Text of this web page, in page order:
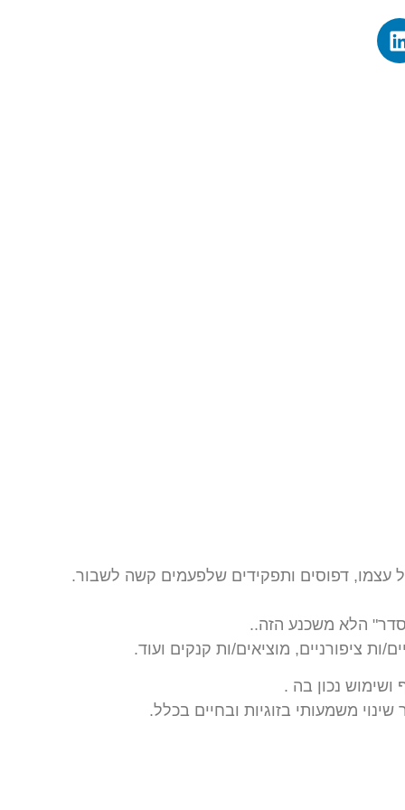
עצמו, דפוסים ותפקידים שלפעמים קשה לשבור.
הלא משכנע הזה..
ציפורניים, מוציאים/ות קנקים ועוד.
נכון בה .
משמעותי בזוגיות ובחיים בכלל.